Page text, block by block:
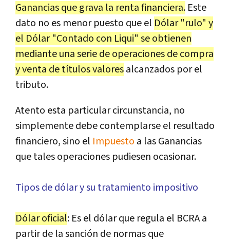
Ganancias que grava la renta financiera. Este
dato no es menor puesto que el Dólar "rulo" y
el Dólar "Contado con Liqui" se obtienen
mediante una serie de operaciones de compra
y venta de títulos valoresalcanzados por el
tributo.
Atento esta particular circunstancia, no
simplemente debe contemplarse el resultado
financiero, sino el Impuesto a las Ganancias
que tales operaciones pudiesen ocasionar.
Tipos de dólar y su tratamiento impositivo
Dólar oficial: Es el dólar que regula el BCRA a
partir de la sanción de normas que